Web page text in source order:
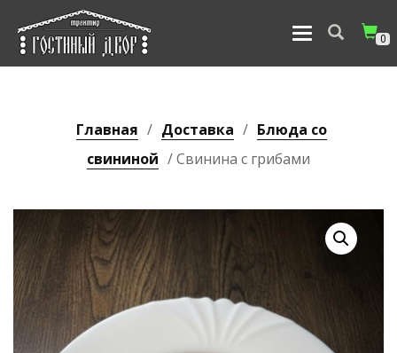
ПЕРЕКЛЮЧИТЬ
0
Главная / Доставка / Блюда со
свининой / Свинина с грибами